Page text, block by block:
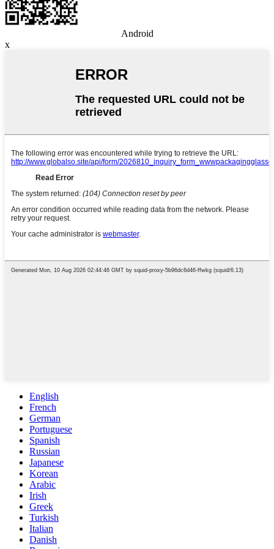
Android
x
English
French
German
Portuguese
Spanish
Russian
Japanese
Korean
Arabic
Irish
Greek
Turkish
Italian
Danish